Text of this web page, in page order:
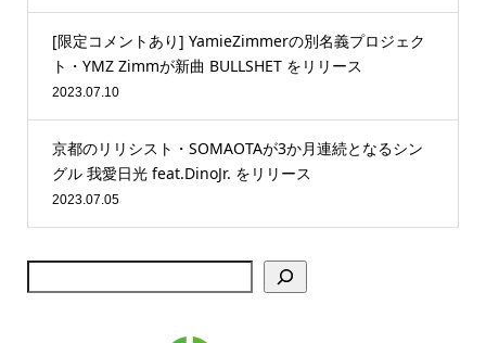
[限定コメントあり] YamieZimmerの別名義プロジェク
ト・YMZ Zimmが新曲 BULLSHET をリリース
2023.07.10
京都のリリシスト・SOMAOTAが3か月連続となるシン
グル 我愛日光 feat.DinoJr. をリリース
2023.07.05